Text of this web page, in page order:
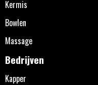
Kermis
Bowlen
Massage
Bedrijven
Kapper